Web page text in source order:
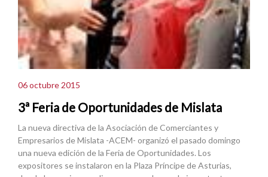
06 octubre 2015
3ª Feria de Oportunidades de Mislata
La nueva directiva de la Asociación de Comerciantes y
Empresarios de Mislata -ACEM- organizó el pasado domingo
una nueva edición de la Feria de Oportunidades. Los
expositores se instalaron en la Plaza Príncipe de Asturias,